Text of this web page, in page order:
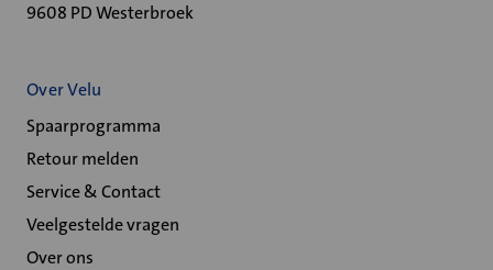
9608 PD Westerbroek
Over Velu
Spaarprogramma
Retour melden
Service & Contact
Veelgestelde vragen
Over ons